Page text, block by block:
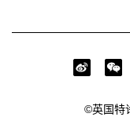
©英国特